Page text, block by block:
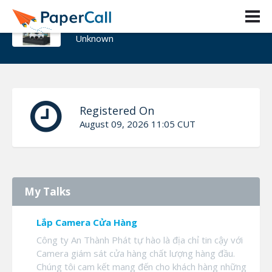
30 vanphong
Unknown
Registered On
August 09, 2026 11:05 CUT
My Talks
Lắp Camera Cửa Hàng
Công ty An Thành Phát tự hào là địa chỉ tin cậy với
Camera giám sát cửa hàng chất lượng hàng đầu.
Chúng tôi cam kết mang đến cho khách hàng những